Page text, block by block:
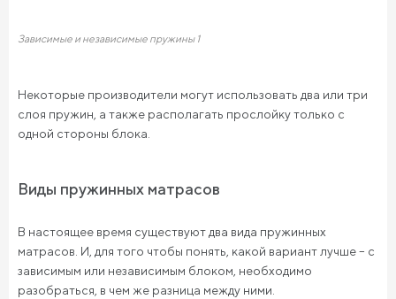
Зависимые и независимые пружины 1
Некоторые производители могут использовать два или три
слоя пружин, а также располагать прослойку только с
одной стороны блока.
Виды пружинных матрасов
В настоящее время существуют два вида пружинных
матрасов. И, для того чтобы понять, какой вариант лучше – с
зависимым или независимым блоком, необходимо
разобраться, в чем же разница между ними.